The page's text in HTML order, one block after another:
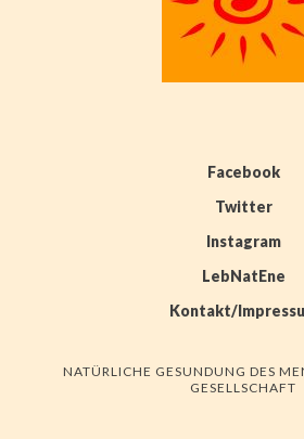
Facebook
Twitter
Instagram
LebNatEne
Kontakt/
NATÜRLICHE GESUNDUNG DES
GESELLSCHAFT